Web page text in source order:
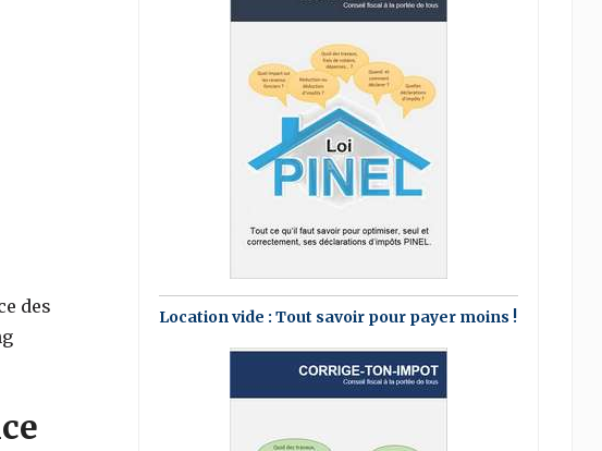
des
Location vide : Tout savoir pour payer moins !